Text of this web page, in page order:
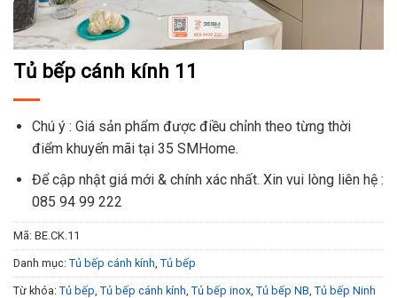
Tủ bếp cánh kính 11
Chú ý : Giá sản phẩm được điều chỉnh theo từng thời
điểm khuyến mãi tại 35 SMHome.
Để cập nhật giá mới & chính xác nhất. Xin vui lòng liên hệ :
085 94 99 222
Mã: BE.CK.11
Danh mục: Tủ bếp cánh kính Tủ bếp
Từ khóa: Tủ bếp Tủ bếp cánh kính Tủ bếp inox Tủ bếp NB Tủ bếp Ninh